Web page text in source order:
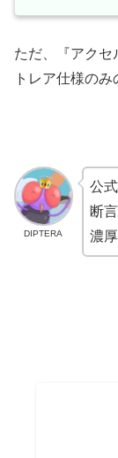
ただ、『アクセ
トレア仕様の
DIPTERA
公
断
濃